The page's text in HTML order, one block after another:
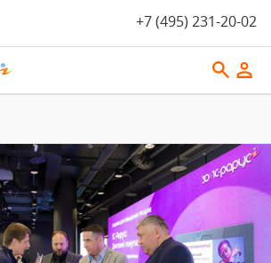
+7 (495) 231-20-02